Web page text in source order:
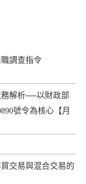
調查指令
解析──以財政部
號令為核心【月
交易與混合交易的